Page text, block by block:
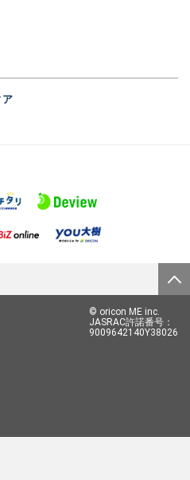
© oricon ME inc.
JASRAC許諾番号：
9009642140Y38026